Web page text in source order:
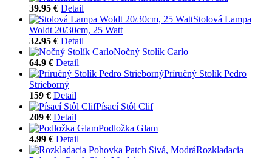
39.95 € Detail
Stolová Lampa
Woldt 20/30cm, 25 Watt
32.95 € Detail
Nočný Stolík Carlo
64.9 € Detail
Príručný Stolík Pedro
Strieborný
159 € Detail
Písací Stôl Clif
209 € Detail
Podložka Glam
4.99 € Detail
Rozkladacia